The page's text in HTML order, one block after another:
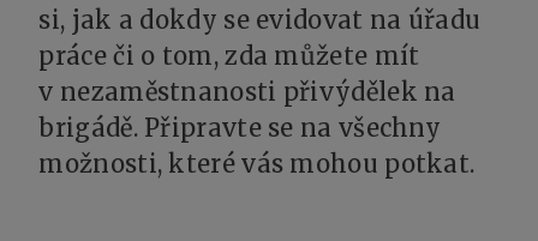
si, jak a dokdy se evidovat na úřadu
práce či o tom, zda můžete mít
v nezaměstnanosti přivýdělek na
brigádě. Připravte se na všechny
možnosti, které vás mohou potkat.